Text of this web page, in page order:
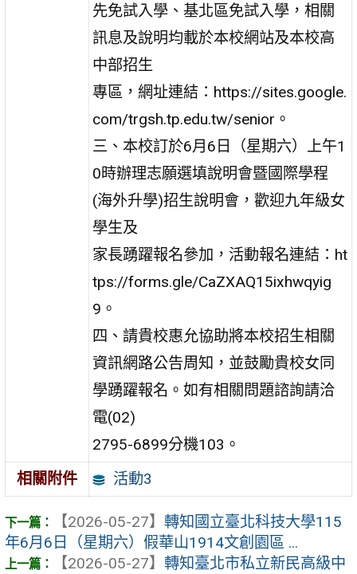
先免試入學、基北區免試入學，相關
訊息及說明均載於本校網站及本校高
中部招生
專區，網址連結：https://sites.google.
com/trgsh.tp.edu.tw/senior。
三、本校訂於6月6日（星期六）上午1
0時辦理志願選填說明會暨國際學程
(海外升學)招生說明會，歡迎九年級女
學生及
家長踴躍報名參加，活動報名連結：ht
tps://forms.gle/CaZXAQ15ixhwqyig
9。
四、請貴校惠允協助將本校招生相關
資訊網路公告周知，並鼓勵貴校女同
學踴躍報名。如有相關問題諮詢請洽
電(02)
2795-6899分機103。
相關附件
活動3
【2026-05-27】 轉知國立臺北科技大學115
年6月6日（星期六）假華山1914文創園區 ...
【2026-05-27】 轉知臺北市私立新民高級中